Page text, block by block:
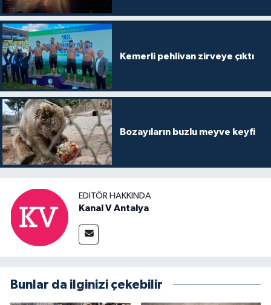
Kemerli pehlivan zirveye çıktı
Bozayıların buzlu meyve keyfi
EDITÖR HAKKINDA
Kanal V Antalya
Bunlar da ilginizi çekebilir